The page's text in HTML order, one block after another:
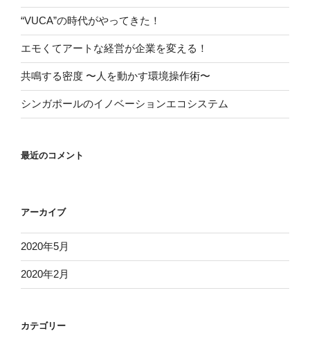
“VUCA”の時代がやってきた！
エモくてアートな経営が企業を変える！
共鳴する密度 〜人を動かす環境操作術〜
シンガポールのイノベーションエコシステム
最近のコメント
アーカイブ
2020年5月
2020年2月
カテゴリー